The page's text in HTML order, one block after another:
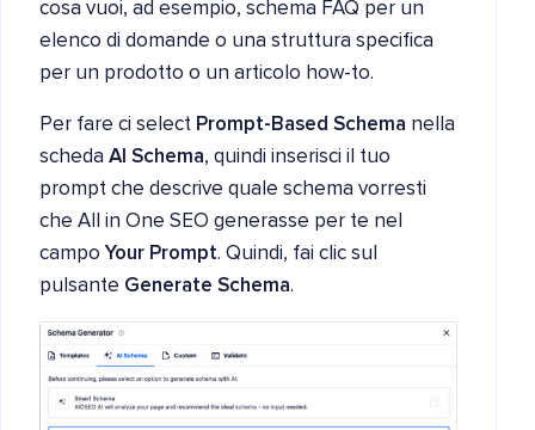
cosa vuoi, ad esempio, schema FAQ per un
elenco di domande o una struttura specifica
per un prodotto o un articolo how-to.
Per fare ci select Prompt-Based Schema nella
scheda AI Schema, quindi inserisci il tuo
prompt che descrive quale schema vorresti
che All in One SEO generasse per te nel
campo Your Prompt. Quindi, fai clic sul
pulsante Generate Schema.